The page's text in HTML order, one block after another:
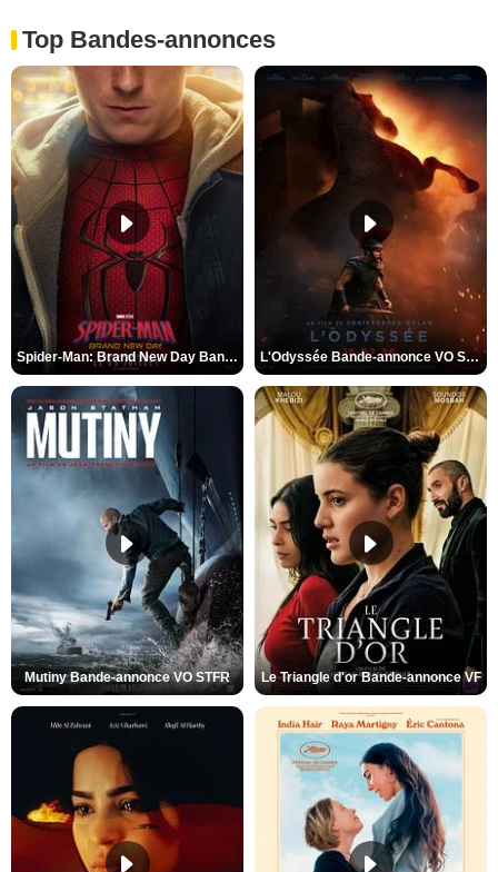
Top Bandes-annonces
Spider-Man: Brand New Day Bande-annonce VO STFR L'Odyssée Bande-annonce VO STFR
Mutiny Bande-annonce VO STFR Le Triangle d'or Bande-annonce VF